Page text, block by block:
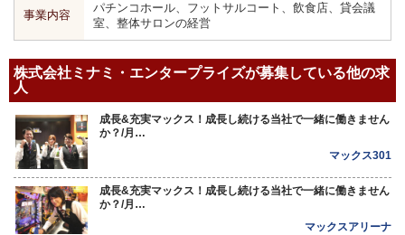
事業内容
パチンコホール、フットサルコート、飲食店、貸会議
室、整体サロンの経営
株式会社ミナミ・エンタープライズが募集している他の求
人
成長&充実マックス！成長し続ける当社で一緒に働きません
か？/月…
マックス301
成長&充実マックス！成長し続ける当社で一緒に働きません
か？/月…
マックスアリーナ